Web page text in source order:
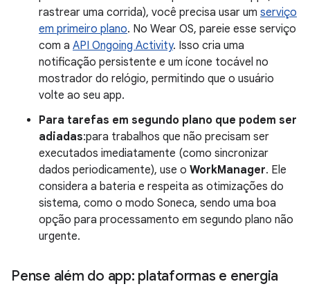
rastrear uma corrida), você precisa usar um serviço
em primeiro plano. No Wear OS, pareie esse serviço
com a API Ongoing Activity. Isso cria uma
notificação persistente e um ícone tocável no
mostrador do relógio, permitindo que o usuário
volte ao seu app.
Para tarefas em segundo plano que podem ser
adiadas:para trabalhos que não precisam ser
executados imediatamente (como sincronizar
dados periodicamente), use o WorkManager. Ele
considera a bateria e respeita as otimizações do
sistema, como o modo Soneca, sendo uma boa
opção para processamento em segundo plano não
urgente.
Pense além do app: plataformas e energia